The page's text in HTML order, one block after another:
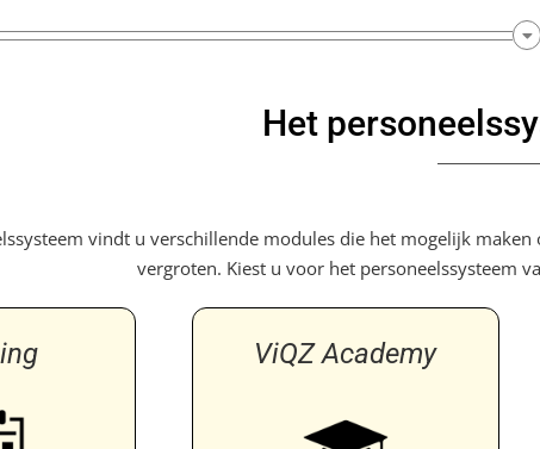
Het
vindt u verschillende modules die het mogelijk
vergroten. Kiest u voor het personeelssysteem
ViQZ Academy